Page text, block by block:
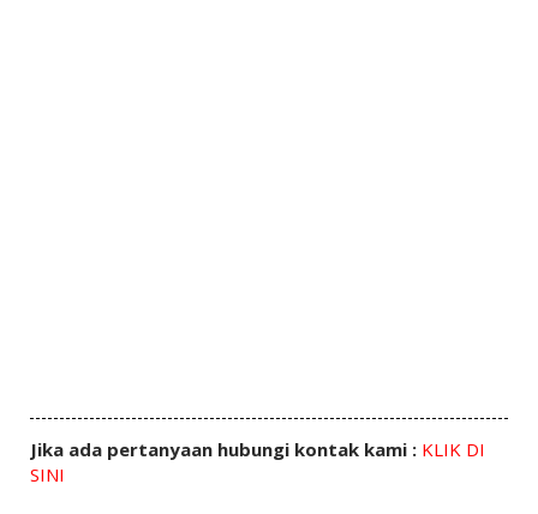
Jika ada pertanyaan hubungi kontak kami : KLIK DI
SINI